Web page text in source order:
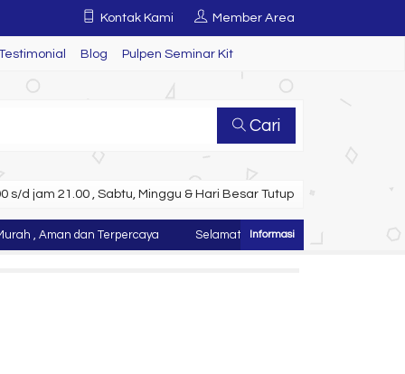
Kontak Kami Member Area
Blog Pulpen Seminar Kit
Cari
s/d jam 21.00 , Sabtu, Minggu & Hari Besar Tutup
, Aman dan Terpercaya Selamat Datang di Website Juragan Tas ~